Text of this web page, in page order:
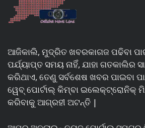
ଆଜିକାଲି, ମୁଦ୍ରିତ ଖବରକାଗଜ ପଢିବା
ପର୍ଯ୍ୟାପ୍ତ ସମୟ ନାହିଁ, ଯାହା ଗତକାଲିର
କରିଥାଏ, ତେଣୁ ସର୍ବଶେଷ ଖବର ପାଇବା
ୱେବ୍ ପୋର୍ଟାଲ୍ କିମ୍ବା ଇଲେକ୍ଟ୍ରୋନିକ୍
କରିବାକୁ ଆଗ୍ରହୀ ଅଟନ୍ତି |